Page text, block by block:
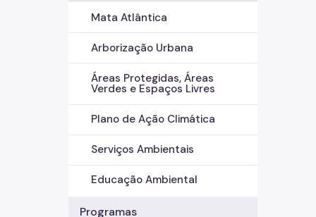
Mata Atlântica
Arborização Urbana
Áreas Protegidas, Áreas
Verdes e Espaços Livres
Plano de Ação Climática
Serviços Ambientais
Educação Ambiental
Programas